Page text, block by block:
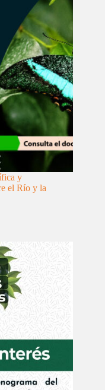
y
el Río y la